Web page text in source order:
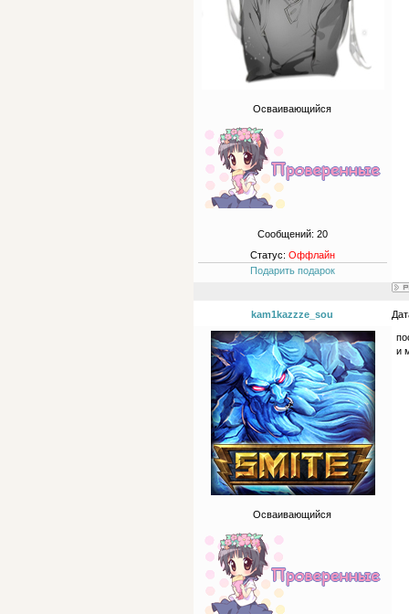
Осваивающийся
Сообщений: 20
Статус: Оффлайн
Подарить подарок
kam1kazzze_sou
Осваивающийся
и